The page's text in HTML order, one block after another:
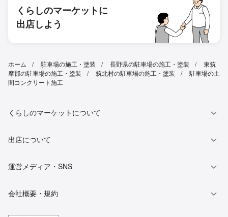
くらしのマーケットに
出店しよう
ホーム 駐車場の施工・塗装 長野県の駐車場の施工・塗装
東筑
摩郡の駐車場の施工・塗装
筑北村の駐車場の施工・塗装
駐車場の土
間コンクリート施工
くらしのマーケットについて
出店について
運営メディア・SNS
会社概要・規約